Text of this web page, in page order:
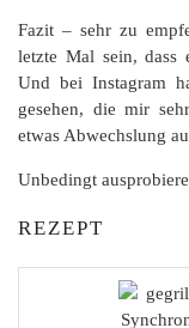
Fazit – sehr zu
letzte Mal sein, dass
Und bei Instagram
gesehen, die mir
etwas Abwechslung
Unbedingt
REZEPT